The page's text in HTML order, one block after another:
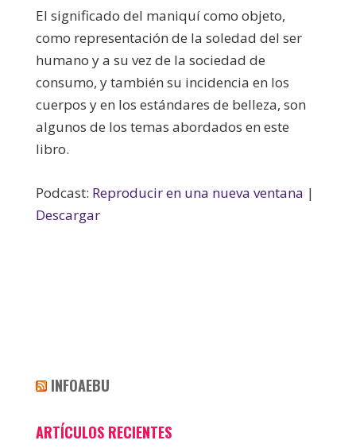
El significado del maniquí como objeto,
como representación de la soledad del ser
humano y a su vez de la sociedad de
consumo, y también su incidencia en los
cuerpos y en los estándares de belleza, son
algunos de los temas abordados en este
libro.
Podcast: Reproducir en una nueva ventana |
Descargar
INFOAEBU
ARTÍCULOS RECIENTES